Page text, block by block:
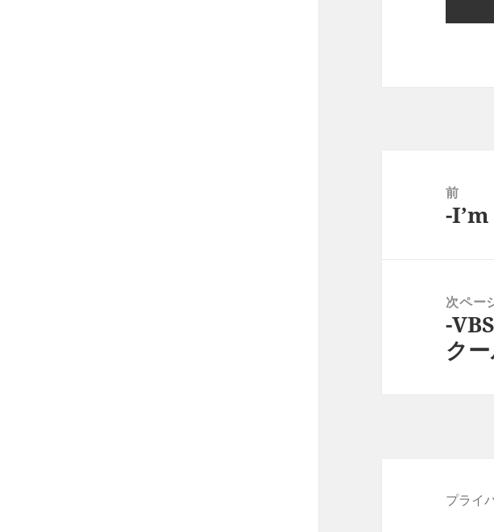
前
前
-
次ペー
次
の
-
ク
プライ